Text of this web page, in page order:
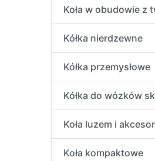
Koła w obudowie z
Kółka nierdzewne
Kółka przemysłowe
Kółka do wózków
Koła luzem i
Koła kompaktowe